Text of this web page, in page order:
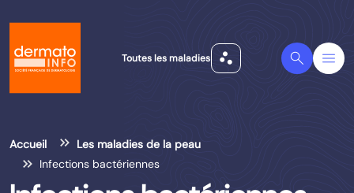
Toutes les maladies scatter_plot Search Menu
Accueil
Les maladies de la peau
Infections bactériennes